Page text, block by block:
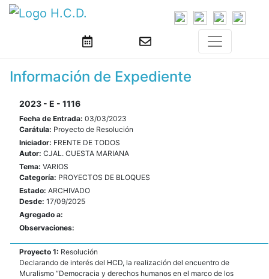
Información de Expediente
2023 - E - 1116
Fecha de Entrada: 03/03/2023
Carátula: Proyecto de Resolución
Iniciador: FRENTE DE TODOS
Autor: CJAL. CUESTA MARIANA
Tema: VARIOS
Categoría: PROYECTOS DE BLOQUES
Estado: ARCHIVADO
Desde: 17/09/2025
Agregado a:
Observaciones:
Proyecto 1: Resolución
Declarando de interés del HCD, la realización del encuentro de
Muralismo “Democracia y derechos humanos en el marco de los